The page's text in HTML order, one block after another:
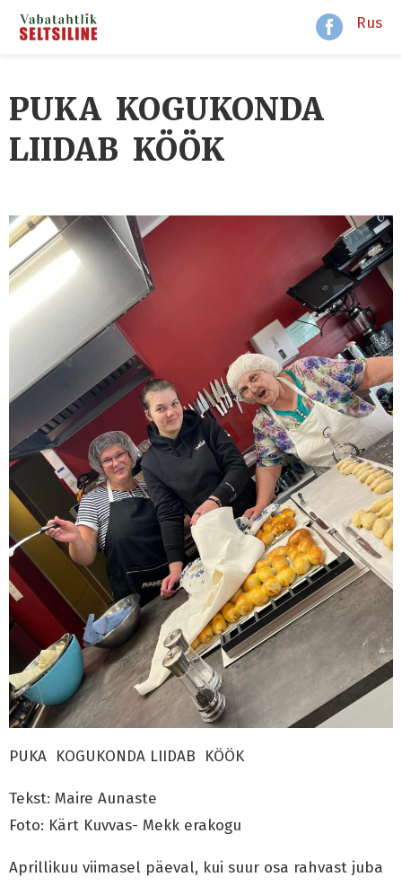
Rus
PUKA KOGUKONDA
LIIDAB KÖÖK
PUKA KOGUKONDA LIIDAB KÖÖK
Tekst: Maire Aunaste
Foto: Kärt Kuvvas- Mekk erakogu
Aprillikuu viimasel päeval, kui suur osa rahvast juba